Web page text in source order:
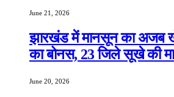
June 21, 2026
झारखंड में मानसून का अजब
का बोनस, 23 जिले सूखे की
June 20, 2026